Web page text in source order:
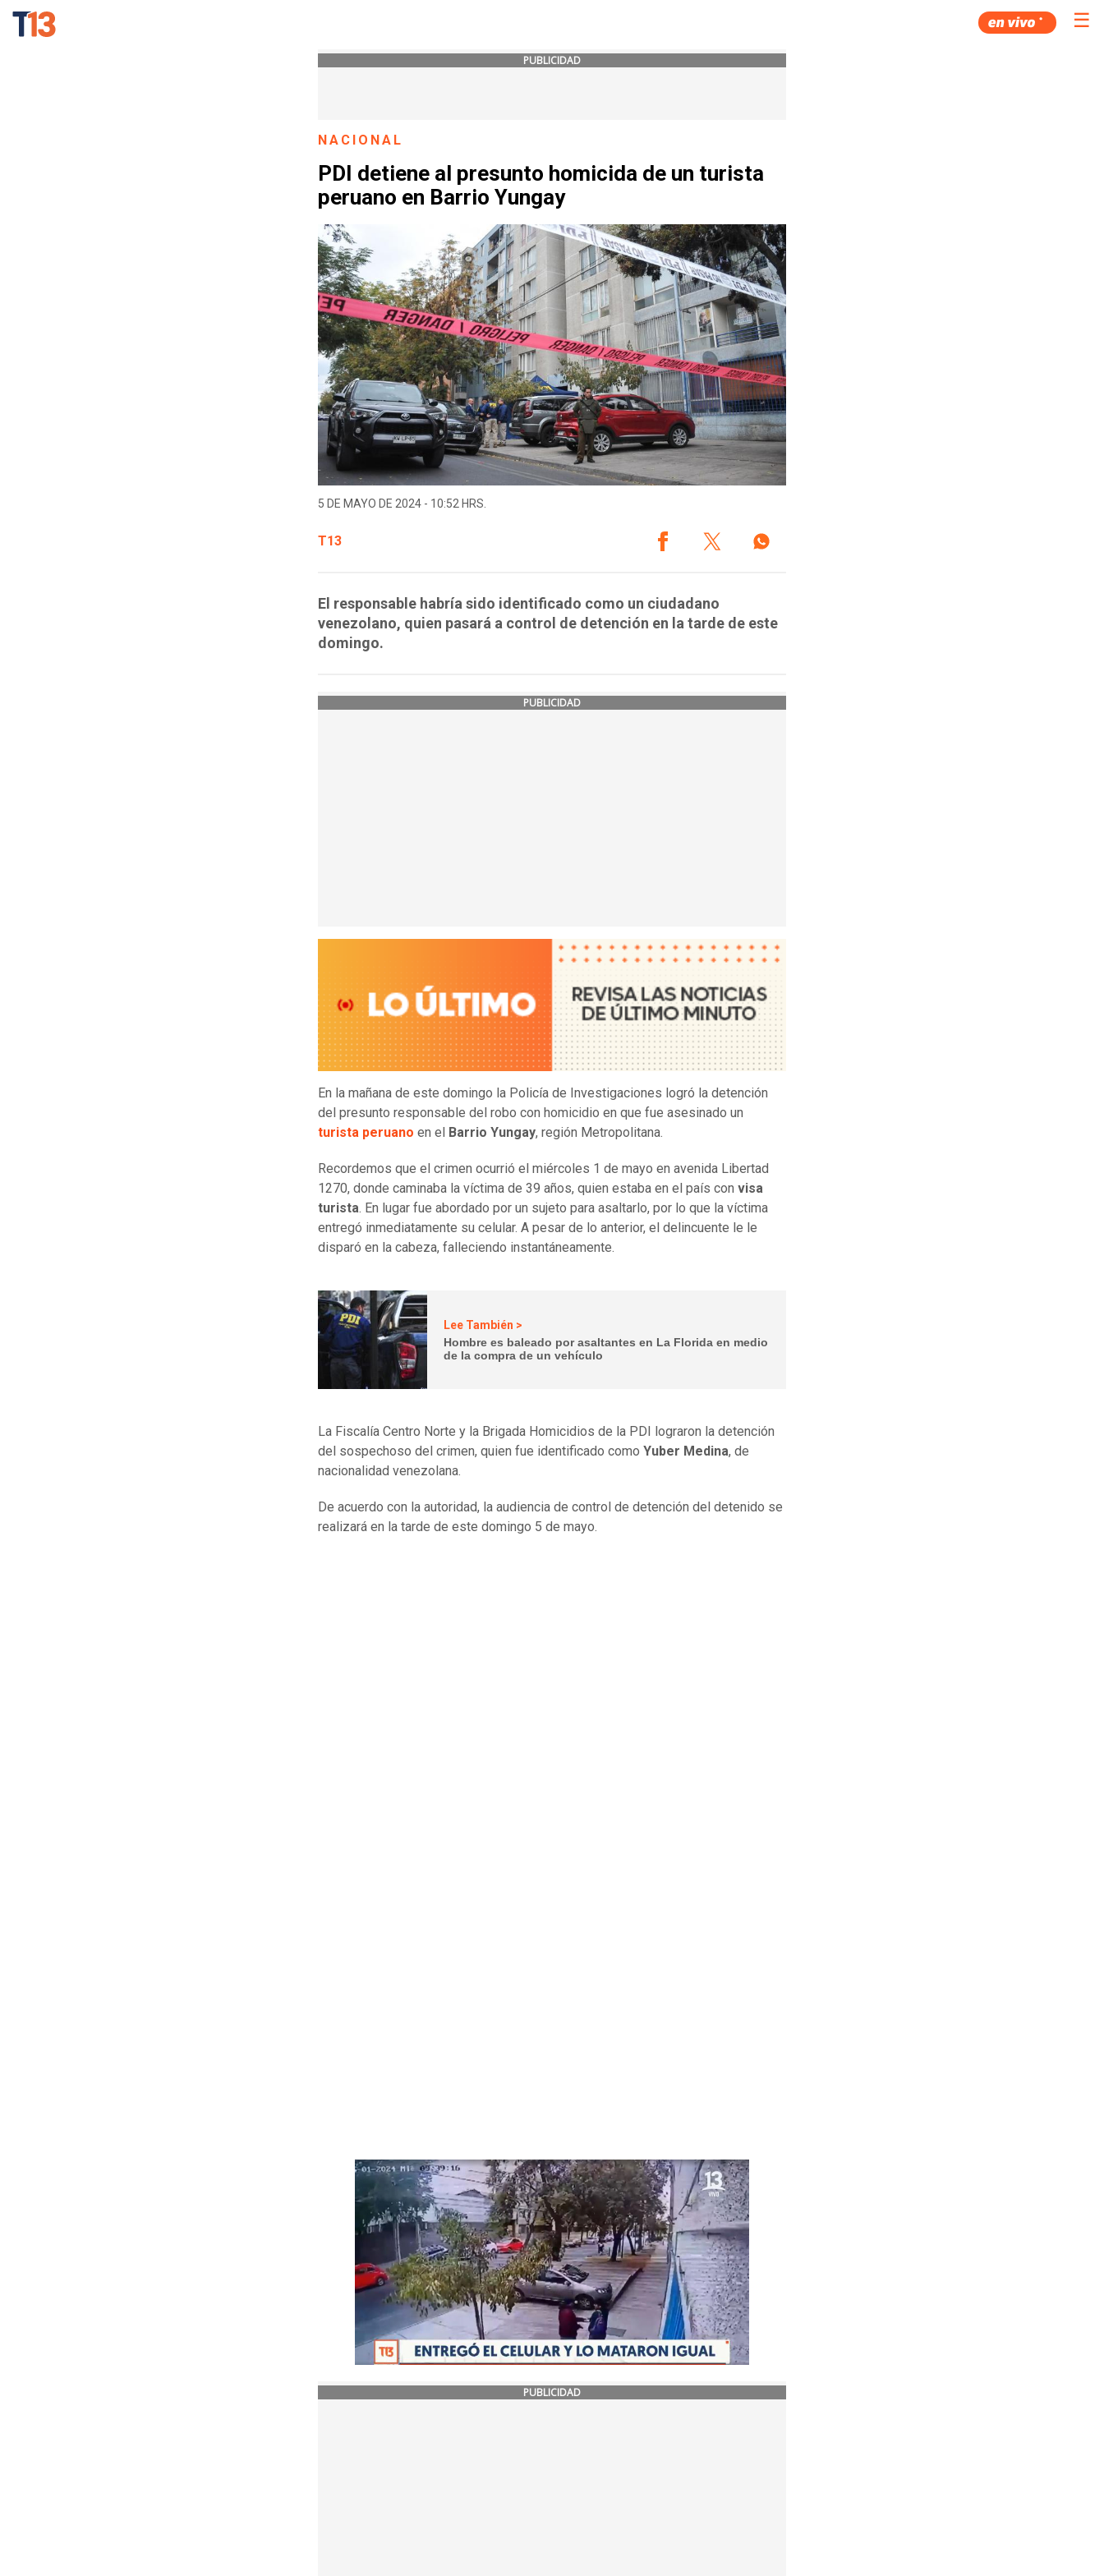
☰
PUBLICIDAD
NACIONAL
PDI detiene al presunto homicida de un turista
peruano en Barrio Yungay
5 DE MAYO DE 2024 - 10:52 HRS.
T13
El responsable habría sido identificado como un ciudadano
venezolano, quien pasará a control de detención en la tarde de este
domingo.
PUBLICIDAD
En la mañana de este domingo la Policía de Investigaciones logró la detención
del presunto responsable del robo con homicidio en que fue asesinado un
turista peruano en el Barrio Yungay, región Metropolitana.
Recordemos que el crimen ocurrió el miércoles 1 de mayo en avenida Libertad
1270, donde caminaba la víctima de 39 años, quien estaba en el país con visa
turista. En lugar fue abordado por un sujeto para asaltarlo, por lo que la víctima
entregó inmediatamente su celular. A pesar de lo anterior, el delincuente le le
disparó en la cabeza, falleciendo instantáneamente.
Lee También >
Hombre es baleado por asaltantes en La Florida en medio
de la compra de un vehículo
La Fiscalía Centro Norte y la Brigada Homicidios de la PDI lograron la detención
del sospechoso del crimen, quien fue identificado como Yuber Medina, de
nacionalidad venezolana.
De acuerdo con la autoridad, la audiencia de control de detención del detenido se
realizará en la tarde de este domingo 5 de mayo.
PUBLICIDAD